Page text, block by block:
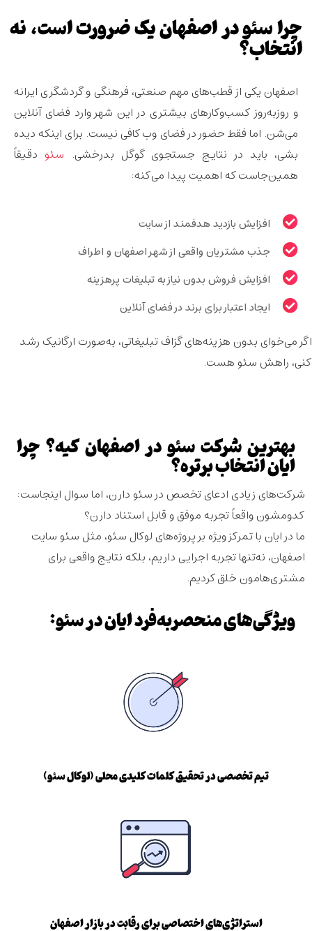
چرا سئو در اصفهان یک ضرورت است، نه
انتخاب؟
اصفهان یکی از قطب‌های مهم صنعتی، فرهنگی و گردشگری ایرانه
و روز‌به‌روز کسب‌وکارهای بیشتری در این شهر وارد فضای آنلاین
می‌شن. اما فقط حضور در فضای وب کافی نیست. برای اینکه دیده
بشی، باید در نتایج جستجوی گوگل بدرخشی. سئو دقیقاً
همین‌جاست که اهمیت پیدا می‌کنه:
افزایش بازدید هدفمند از سایت
جذب مشتریان واقعی از شهر اصفهان و اطراف
افزایش فروش بدون نیاز به تبلیغات پرهزینه
ایجاد اعتبار برای برند در فضای آنلاین
اگر می‌خوای بدون هزینه‌های گزاف تبلیغاتی، به‌صورت ارگانیک رشد
کنی، راهش سئو هست.
بهترین شرکت سئو در اصفهان کیه؟ چرا
ایان انتخاب برتره؟
شرکت‌های زیادی ادعای تخصص در سئو دارن، اما سوال اینجاست:
کدومشون واقعاً تجربه موفق و قابل استناد دارن؟
ما درایان با تمرکز ویژه بر پروژه‌های لوکال سئو، مثل سئو سایت
اصفهان، نه‌تنها تجربه اجرایی داریم، بلکه نتایج واقعی برای
مشتری‌هامون خلق کردیم.
ویژگی‌های منحصربه‌فرد ایان در سئو:
تیم تخصصی در تحقیق کلمات کلیدی محلی (لوکال سئو)
استراتژی‌های اختصاصی برای رقابت در بازار اصفهان